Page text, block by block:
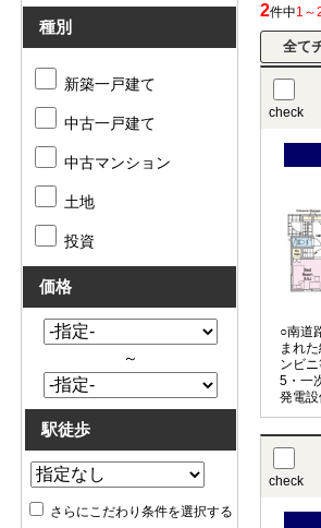
2件中1～
check
○南道
まれ
ンビ
5・一
発電
check
種別
新築一戸建て
中古一戸建て
中古マンション
土地
投資
価格
～
駅徒歩
さらにこだわり条件を選択する